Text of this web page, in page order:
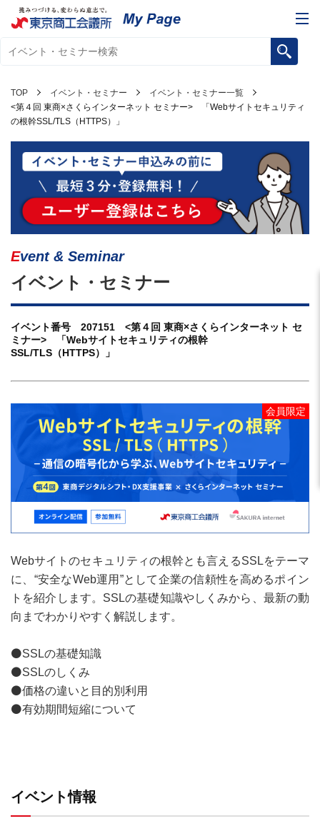
TOP イベント・セミナー
イベント・セミナー一覧
<第４回 東商×さくらインターネット セミナー> 「Webサイトセキュリティ
の根幹SSL/TLS（HTTPS）」
Event & Seminar
イベント・セミナー
イベント番号 207151 <第４回 東商×さくらインターネット セ
ミナー> 「Webサイトセキュリティの根幹
SSL/TLS（HTTPS）」
会員限定
Webサイトのセキュリティの根幹とも言えるSSLをテーマ
に、“安全なWeb運用”として企業の信頼性を高めるポイン
トを紹介します。SSLの基礎知識やしくみから、最新の動
向までわかりやすく解説します。
⚫SSLの基礎知識
⚫SSLのしくみ
⚫価格の違いと目的別利用
⚫有効期間短縮について
イベント情報